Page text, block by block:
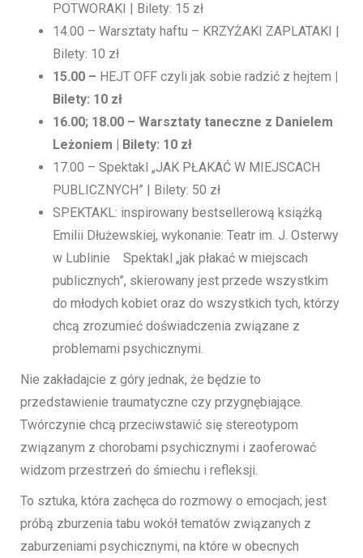
POTWORAKI | Bilety: 15 zł
14.00 – Warsztaty haftu – KRZYŻAKI ZAPLATAKI |
Bilety: 10 zł
15.00 – HEJT OFF czyli jak sobie radzić z hejtem |
Bilety: 10 zł
16.00; 18.00 – Warsztaty taneczne z Danielem
Leżoniem | Bilety: 10 zł
17.00 – Spektakl „JAK PŁAKAĆ W MIEJSCACH
PUBLICZNYCH” | Bilety: 50 zł
SPEKTAKL: inspirowany bestsellerową książką
Emilii Dłużewskiej, wykonanie: Teatr im. J. Osterwy
w Lublinie Spektakl „jak płakać w miejscach
publicznych”, skierowany jest przede wszystkim
do młodych kobiet oraz do wszystkich tych, którzy
chcą zrozumieć doświadczenia związane z
problemami psychicznymi.
Nie zakładajcie z góry jednak, że będzie to
przedstawienie traumatyczne czy przygnębiające.
Twórczynie chcą przeciwstawić się stereotypom
związanym z chorobami psychicznymi i zaoferować
widzom przestrzeń do śmiechu i refleksji.
To sztuka, która zachęca do rozmowy o emocjach; jest
próbą zburzenia tabu wokół tematów związanych z
zaburzeniami psychicznymi, na które w obecnych